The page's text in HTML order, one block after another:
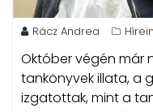
Rácz Andrea
Október végén már
tankönyvek illata, a
izgatottak, mint a